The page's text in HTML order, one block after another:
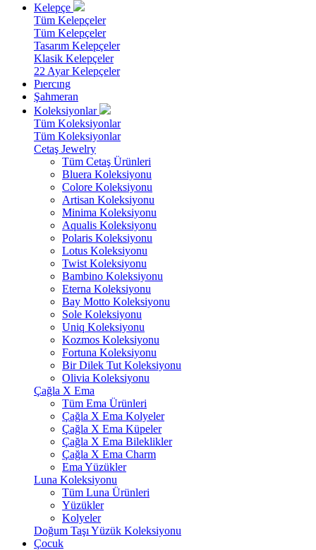
Kelepçe
Tüm Kelepçeler
Tüm Kelepçeler
Tasarım Kelepçeler
Klasik Kelepçeler
22 Ayar Kelepçeler
Pıercıng
Şahmeran
Koleksiyonlar
Tüm Koleksiyonlar
Tüm Koleksiyonlar
Cetaş Jewelry
Tüm Cetaş Ürünleri
Bluera Koleksiyonu
Colore Koleksiyonu
Artisan Koleksiyonu
Minima Koleksiyonu
Aqualis Koleksiyonu
Polaris Koleksiyonu
Lotus Koleksiyonu
Twist Koleksiyonu
Bambino Koleksiyonu
Eterna Koleksiyonu
Bay Motto Koleksiyonu
Sole Koleksiyonu
Uniq Koleksiyonu
Kozmos Koleksiyonu
Fortuna Koleksiyonu
Bir Dilek Tut Koleksiyonu
Olivia Koleksiyonu
Çağla X Ema
Tüm Ema Ürünleri
Çağla X Ema Kolyeler
Çağla X Ema Küpeler
Çağla X Ema Bileklikler
Çağla X Ema Charm
Ema Yüzükler
Luna Koleksiyonu
Tüm Luna Ürünleri
Yüzükler
Kolyeler
Doğum Taşı Yüzük Koleksiyonu
Çocuk